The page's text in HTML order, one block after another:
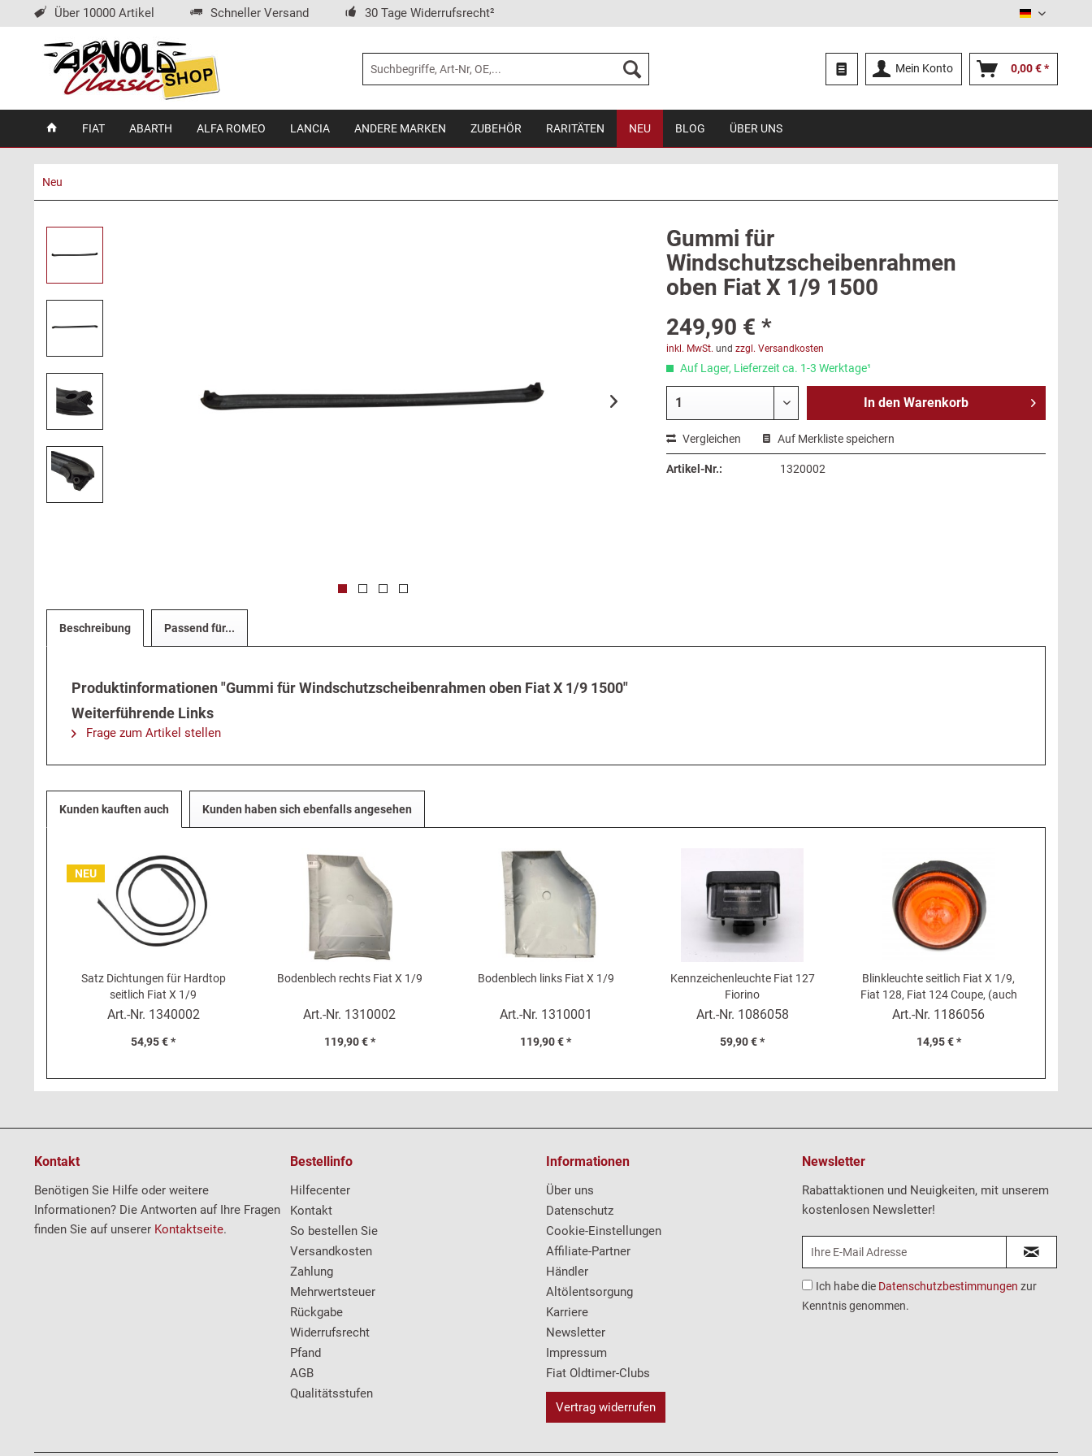
Über 10000 Artikel Schneller Versand 30 Tage Widerrufsrecht² Deutsch
Mein Konto 0,00 € *
FIAT ABARTH ALFA ROMEO LANCIA ANDERE MARKEN ZUBEHÖR RARITÄTEN NEU BLOG ÜBER UNS
Neu
Gummi für
Windschutzscheibenrahmen
oben Fiat X 1/9 1500
249,90 € *
inkl. MwSt. und zzgl. Versandkosten
Auf Lager, Lieferzeit ca. 1-3 Werktage¹
In den Warenkorb
Vergleichen Auf Merkliste speichern
Artikel-Nr.: 1320002
Beschreibung Passend für...
Produktinformationen "Gummi für Windschutzscheibenrahmen oben Fiat X 1/9 1500"
Weiterführende Links
Frage zum Artikel stellen
Kunden kauften auch Kunden haben sich ebenfalls angesehen
NEU
Satz Dichtungen für Hardtop
seitlich Fiat X 1/9
Art.-Nr. 1340002
54,95 € *
Bodenblech rechts Fiat X 1/9
Art.-Nr. 1310002
119,90 € *
Bodenblech links Fiat X 1/9
Art.-Nr. 1310001
119,90 € *
Kennzeichenleuchte Fiat 127
Fiorino
Art.-Nr. 1086058
59,90 € *
Blinkleuchte seitlich Fiat X 1/9,
Fiat 128, Fiat 124 Coupe, (auch
Fiat 124 Spider AS-BS-CS)
Art.-Nr. 1186056
14,95 € *
Kontakt
Benötigen Sie Hilfe oder weitere
Informationen? Die Antworten auf Ihre Fragen
finden Sie auf unserer Kontaktseite.
Bestellinfo
Hilfecenter
Kontakt
So bestellen Sie
Versandkosten
Zahlung
Mehrwertsteuer
Rückgabe
Widerrufsrecht
Pfand
AGB
Qualitätsstufen
Informationen
Über uns
Datenschutz
Cookie-Einstellungen
Affiliate-Partner
Händler
Altölentsorgung
Karriere
Newsletter
Impressum
Fiat Oldtimer-Clubs
Vertrag widerrufen
Newsletter
Rabattaktionen und Neuigkeiten, mit unserem
kostenlosen Newsletter!
Ich habe die Datenschutzbestimmungen zur
Kenntnis genommen.